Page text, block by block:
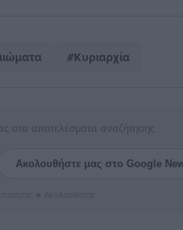
#Κυριαρχία
στα αποτελέσματα αναζήτησης
Ακολουθήστε μας στο Google